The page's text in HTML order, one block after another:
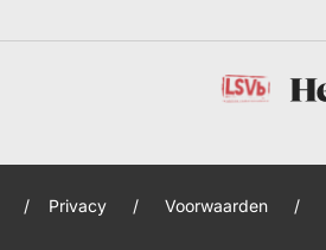
/ Privacy / Voorwaarden /